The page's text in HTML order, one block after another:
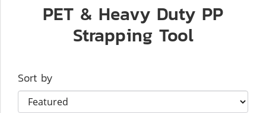
PET & Heavy Duty PP
Strapping Tool
Sort by